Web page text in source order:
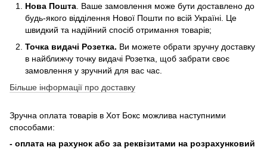
Нова Пошта . Ваше замовлення може бути доставлено до
будь-якого відділення Нової Пошти по всій Україні. Це
швидкий та надійний спосіб отримання товарів;
Точка видачі Розетка. Ви можете обрати зручну доставку
в найближчу точку видачі Розетка, щоб забрати своє
замовлення у зручний для вас час.
Більше інформації про доставку
Зручна оплата товарів в Хот Бокс можлива наступними
способами:
- оплата на рахунок або за реквізитами на розрахунковий